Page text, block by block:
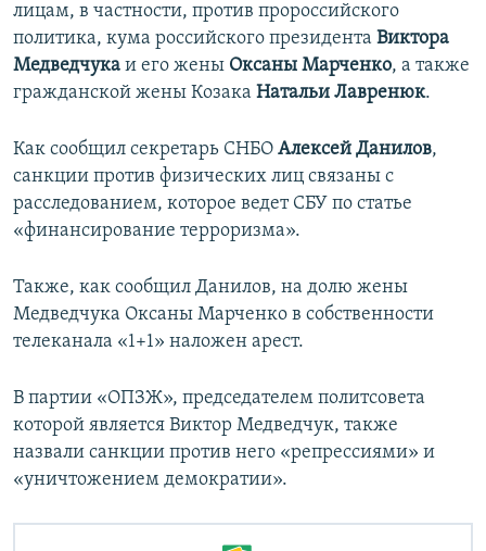
лицам, в частности, против пророссийского
политика, кума российского президента Виктора
Медведчука и его жены Оксаны Марченко, а также
гражданской жены Козака Натальи Лавренюк.
Как сообщил секретарь СНБО Алексей Данилов,
санкции против физических лиц связаны с
расследованием, которое ведет СБУ по статье
«финансирование терроризма».
Также, как сообщил Данилов, на долю жены
Медведчука Оксаны Марченко в собственности
телеканала «1+1» наложен арест.
В партии «ОПЗЖ», председателем политсовета
которой является Виктор Медведчук, также
назвали санкции против него «репрессиями» и
«уничтожением демократии».